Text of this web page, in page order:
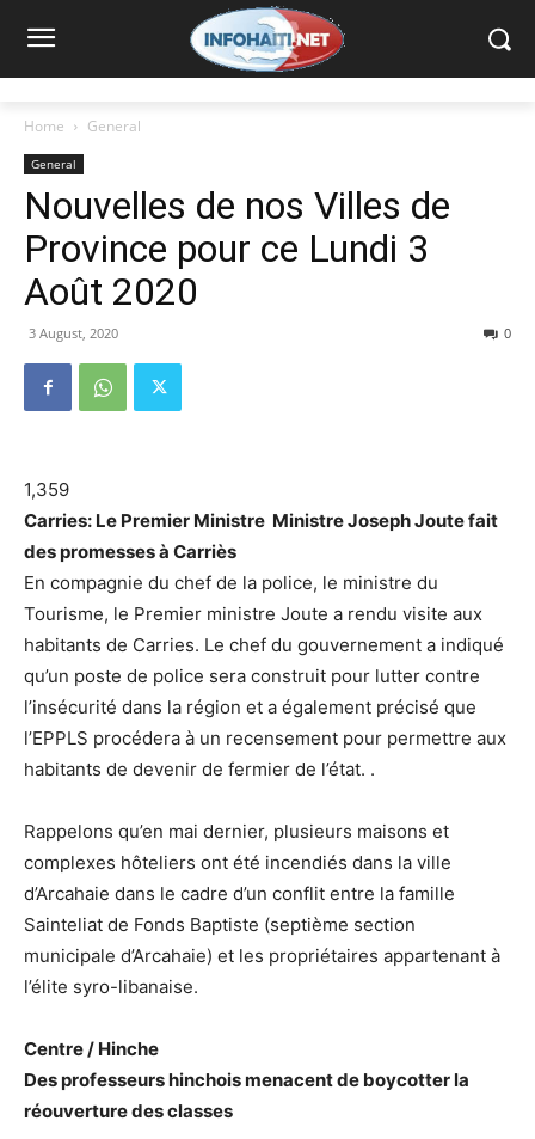
Home General
General
Nouvelles de nos Villes de
Province pour ce Lundi 3
Août 2020
3 August, 2020 0
1,359
Carries: Le Premier Ministre Ministre Joseph Joute fait
des promesses à Carriès
En compagnie du chef de la police, le ministre du
Tourisme, le Premier ministre Joute a rendu visite aux
habitants de Carries. Le chef du gouvernement a indiqué
qu’un poste de police sera construit pour lutter contre
l’insécurité dans la région et a également précisé que
l’EPPLS procédera à un recensement pour permettre aux
habitants de devenir de fermier de l’état. .
Rappelons qu’en mai dernier, plusieurs maisons et
complexes hôteliers ont été incendiés dans la ville
d’Arcahaie dans le cadre d’un conflit entre la famille
Sainteliat de Fonds Baptiste (septième section
municipale d’Arcahaie) et les propriétaires appartenant à
l’élite syro-libanaise.
Centre / Hinche
Des professeurs hinchois menacent de boycotter la
réouverture des classes